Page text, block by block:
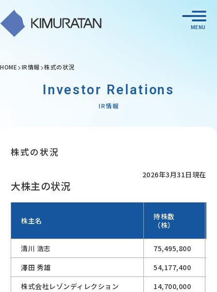
Investor Relations
IR情報
HOME IR情報 株式の状況
株式の状況
2026年3月31日現在
大株主の状況
株主名
持株数
（株）
清川 浩志
75,495,800
澤田 秀雄
54,177,400
株式会社レゾンディレクション
14,700,000